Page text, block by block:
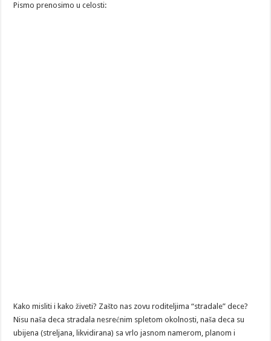
Pismo prenosimo u celosti:
Kako misliti i kako živeti? Zašto nas zovu roditeljima “stradale” dece?
Nisu naša deca stradala nesrećnim spletom okolnosti, naša deca su
ubijena (streljana, likvidirana) sa vrlo jasnom namerom, planom i